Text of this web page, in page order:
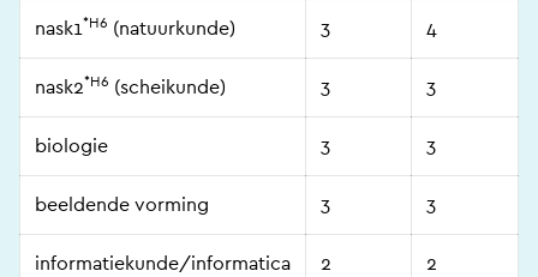
nask1*H6 (natuurkunde) 3 4
nask2*H6 (scheikunde) 3 3
biologie 3 3
beeldende vorming 3 3
informatiekunde/informatica 2 2